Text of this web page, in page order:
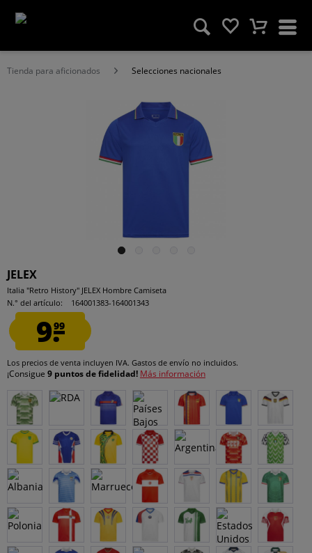
Tienda para aficionados Selecciones nacionales
JELEX
Italia "Retro History" JELEX Hombre Camiseta
N.° del artículo:
164001383-164001343
9.99
Los precios de venta incluyen IVA. Gastos de envío no incluidos.
¡Consigue 9 puntos de fidelidad! Más información